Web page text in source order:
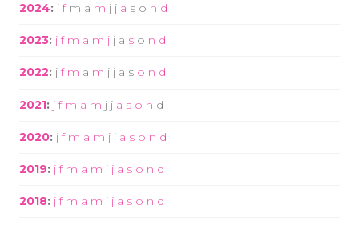
2024: j f m a m j j a s o n d
2023: j f m a m j j a s o n d
2022: j f m a m j j a s o n d
2021: j f m a m j j a s o n d
2020: j f m a m j j a s o n d
2019: j f m a m j j a s o n d
2018: j f m a m j j a s o n d